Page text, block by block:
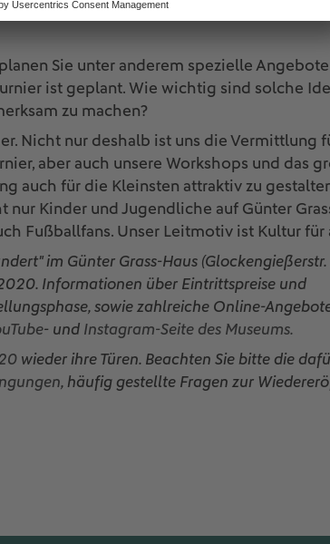
fesselten ihn sein Muskelkater und
Sie unter anderem spezielle
ist geplant. Wie wichtig sind solche
zu machen?
Nicht nur deshalb ist uns die Vermittlung
aber auch unsere Workshops und das
auch für die Kleinsten attraktiv zu
Kinder und Jugendliche auf Günter
Fußballfans. Unser Leitmotiv ist Kultur für
im Günter Grass-Haus
Informationen über Eintrittspreise und
sowie zahlreiche Online-
- und Instagram-Seite des Museums.
wieder ihre Türen. Beachten Sie bitte die
, häufig gestellte Fragen zur